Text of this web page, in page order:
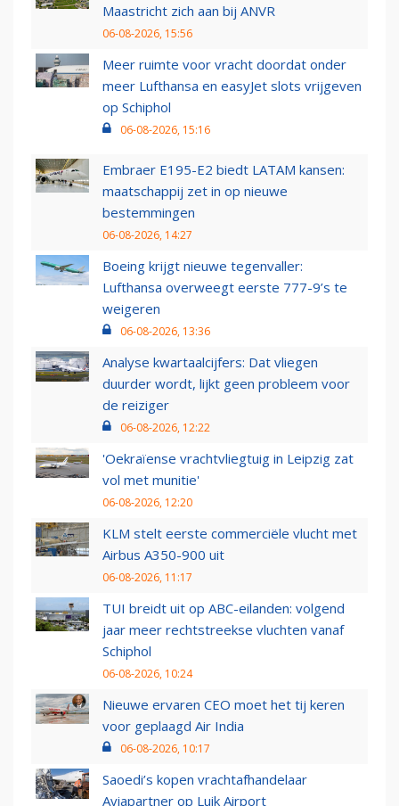
Maastricht zich aan bij ANVR
06-08-2026, 15:56
Meer ruimte voor vracht doordat onder
meer Lufthansa en easyJet slots vrijgeven
op Schiphol
06-08-2026, 15:16
Embraer E195-E2 biedt LATAM kansen:
maatschappij zet in op nieuwe
bestemmingen
06-08-2026, 14:27
Boeing krijgt nieuwe tegenvaller:
Lufthansa overweegt eerste 777-9’s te
weigeren
06-08-2026, 13:36
Analyse kwartaalcijfers: Dat vliegen
duurder wordt, lijkt geen probleem voor
de reiziger
06-08-2026, 12:22
'Oekraïense vrachtvliegtuig in Leipzig zat
vol met munitie'
06-08-2026, 12:20
KLM stelt eerste commerciële vlucht met
Airbus A350-900 uit
06-08-2026, 11:17
TUI breidt uit op ABC-eilanden: volgend
jaar meer rechtstreekse vluchten vanaf
Schiphol
06-08-2026, 10:24
Nieuwe ervaren CEO moet het tij keren
voor geplaagd Air India
06-08-2026, 10:17
Saoedi’s kopen vrachtafhandelaar
Aviapartner op Luik Airport